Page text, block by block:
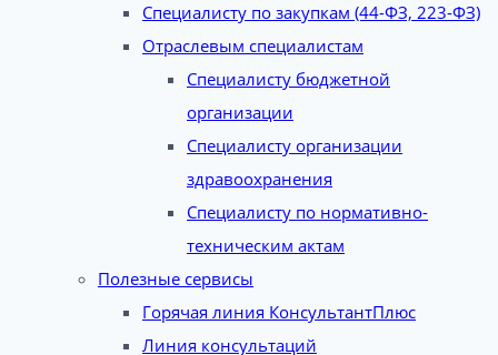
Специалисту по закупкам (44-ФЗ, 223-ФЗ)
Отраслевым специалистам
Специалисту бюджетной
организации
Специалисту организации
здравоохранения
Специалисту по нормативно-
техническим актам
Полезные сервисы
Горячая линия КонсультантПлюс
Линия консультаций